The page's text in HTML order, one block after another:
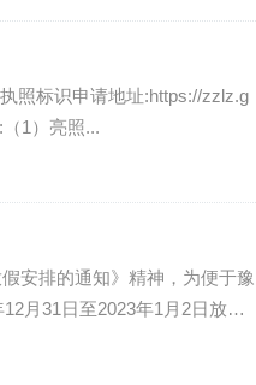
照标识申请地址:https://zzlz.g
1）亮照...
安排的通知》精神，为便于豫
月31日至2023年1月2日放假